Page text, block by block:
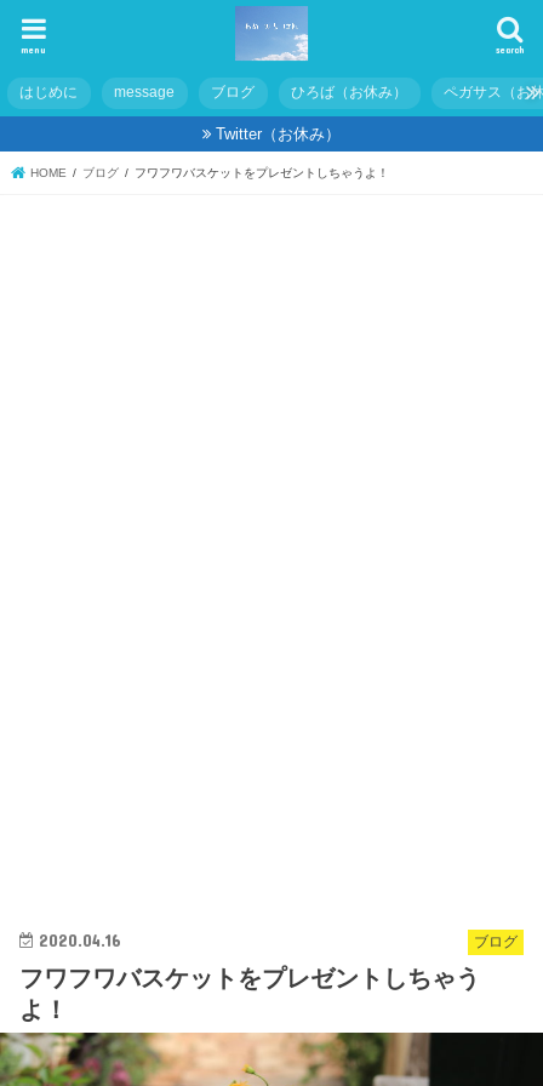
search
menu
はじめに message ブログ ひろば（お休み） ペガサス（お
Twitter（お休み）
HOME ブログ フワフワバスケットをプレゼントしちゃうよ！
ブログ
2020.04.16
フワフワバスケットをプレゼントしちゃう
よ！